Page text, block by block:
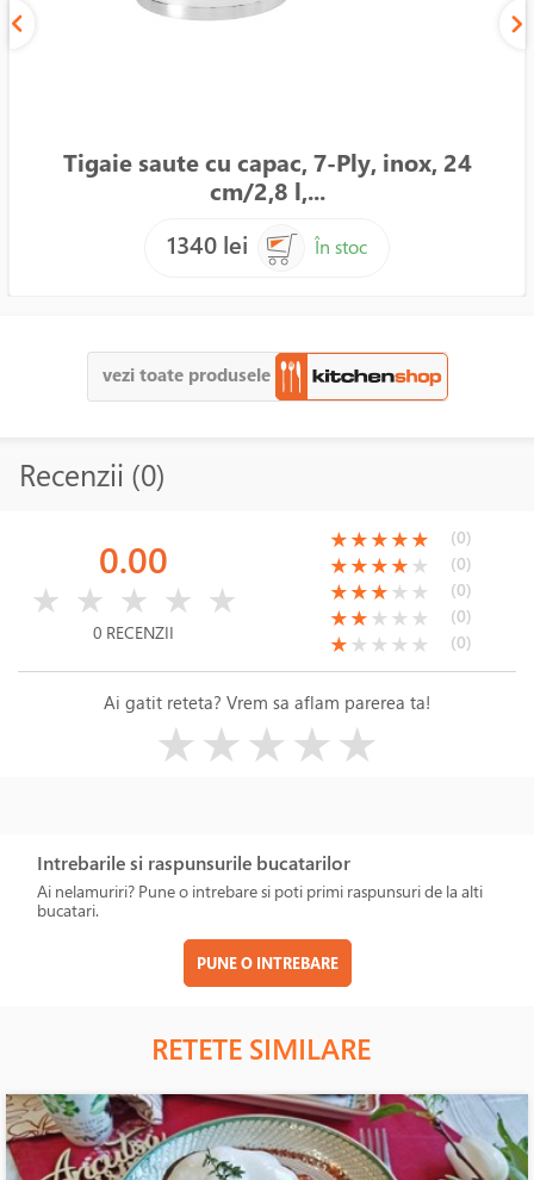
Tigaie saute cu capac, 7-Ply, inox, 24
cm/2,8 l,...
1340 lei
În stoc
vezi toate produsele
Recenzii (0)
0.00
★ ★ ★ ★ ★
0 RECENZII
(*)
★(*)
★(*)
★(*)
★(*)
★ (0)
(*)
★(*)
★(*)
★(*)
★( )
★ (0)
(*)
★(*)
★(*)
★( )
★ ( )
★ (0)
(*)
★(*)
★( )
★ ( )
★ ( )
★ (0)
(*)
★( )
★ ( )
★ ( )
★ ( )
★ (0)
Ai gatit reteta? Vrem sa aflam parerea ta!
★★★★★
Intrebarile si raspunsurile bucatarilor
Ai nelamuriri? Pune o intrebare si poti primi raspunsuri de la alti
bucatari.
PUNE O INTREBARE
RETETE SIMILARE